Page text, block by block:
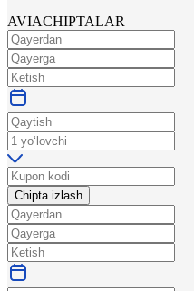
AVIACHIPTALAR
Chipta izlash